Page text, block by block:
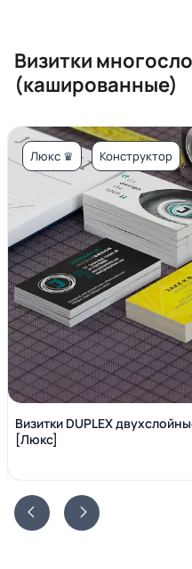
Визитки
(кашированные)
Люкс ♛ Конструктор
Визитки DUPLEX
[Люкс]